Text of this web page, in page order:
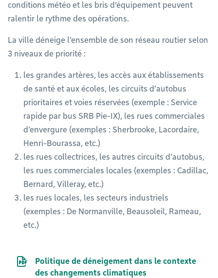
conditions météo et les bris d’équipement peuvent
ralentir le rythme des opérations.
La ville déneige l’ensemble de son réseau routier selon
3 niveaux de priorité :
les grandes artères, les accès aux établissements
de santé et aux écoles, les circuits d’autobus
prioritaires et voies réservées (exemple : Service
rapide par bus SRB Pie-IX), les rues commerciales
d’envergure (exemples : Sherbrooke, Lacordaire,
Henri-Bourassa, etc.)
les rues collectrices, les autres circuits d’autobus,
les rues commerciales locales (exemples : Cadillac,
Bernard, Villeray, etc.)
les rues locales, les secteurs industriels
(exemples : De Normanville, Beausoleil, Rameau,
etc.)
Document PDF
Politique de déneigement dans le contexte
des changements climatiques